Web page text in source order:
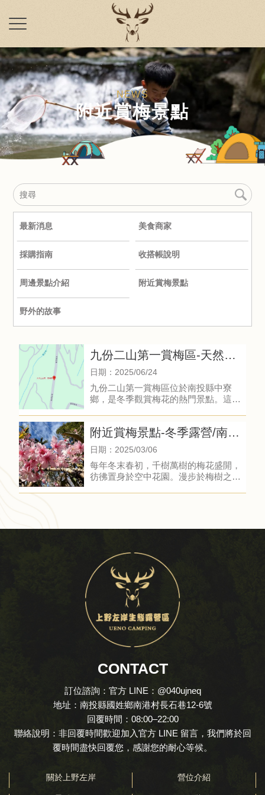
附近賞梅景點
最新消息 美食商家
採購指南 收搭帳說明
周邊景點介紹 附近賞梅景點
野外的故事
九份二山第一賞梅區-天然露
營區/生態露營區
日期：2025/06/24
九份二山第一賞梅區位於南投縣中寮
鄉，是冬季觀賞梅花的熱門景點。這裡
人。
附近賞梅景點-冬季露營/南投
冬季露營
日期：2025/03/06
每年冬末春初，千樹萬樹的梅花盛開，
彷彿置身於空中花園。漫步於梅樹之
CONTACT
訂位諮詢：官方 LINE：@040ujneq
地址：南投縣國姓鄉南港村長石巷12-6號
回覆時間：08:00–22:00
聯絡說明：非回覆時間歡迎加入官方 LINE 留言，我們將於回
覆時間盡快回覆您，感謝您的耐心等候。
關於上野左岸 營位介紹